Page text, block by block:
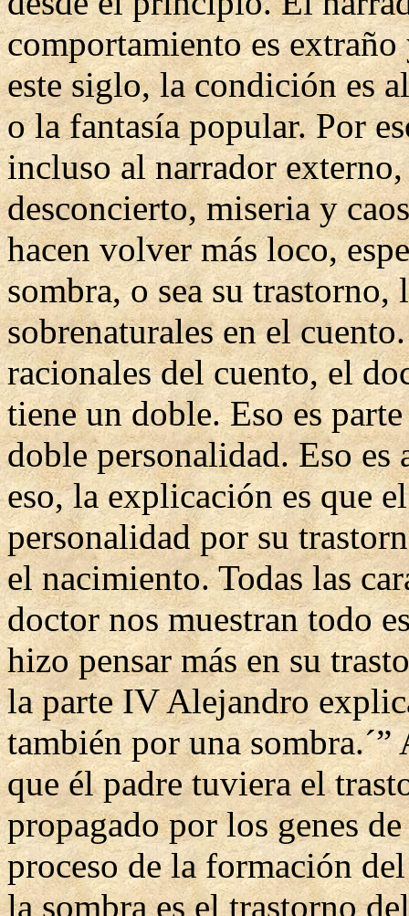
comportamiento es
este siglo, la condición es
o la fantasía popular. Por
incluso al narrador
desconcierto, miseria y
hacen volver más loco,
sombra, o sea su trastorno,
sobrenaturales en el
racionales del cuento, el
tiene un doble. Eso es
doble personalidad. Eso
eso, la explicación es que
personalidad por su
el nacimiento. Todas las
doctor nos muestran todo
hizo pensar más en su
la parte IV Alejandro
también por una
que él padre tuviera el
propagado por los genes
proceso de la formación
la sombra es el trastorno